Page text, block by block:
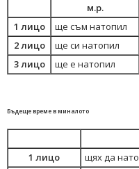
м.р.
1 лицо
ще съм натопил
2 лицо
ще си натопил
3 лицо
ще е натопил
Бъдеще време в миналото
1 лицо
щях да